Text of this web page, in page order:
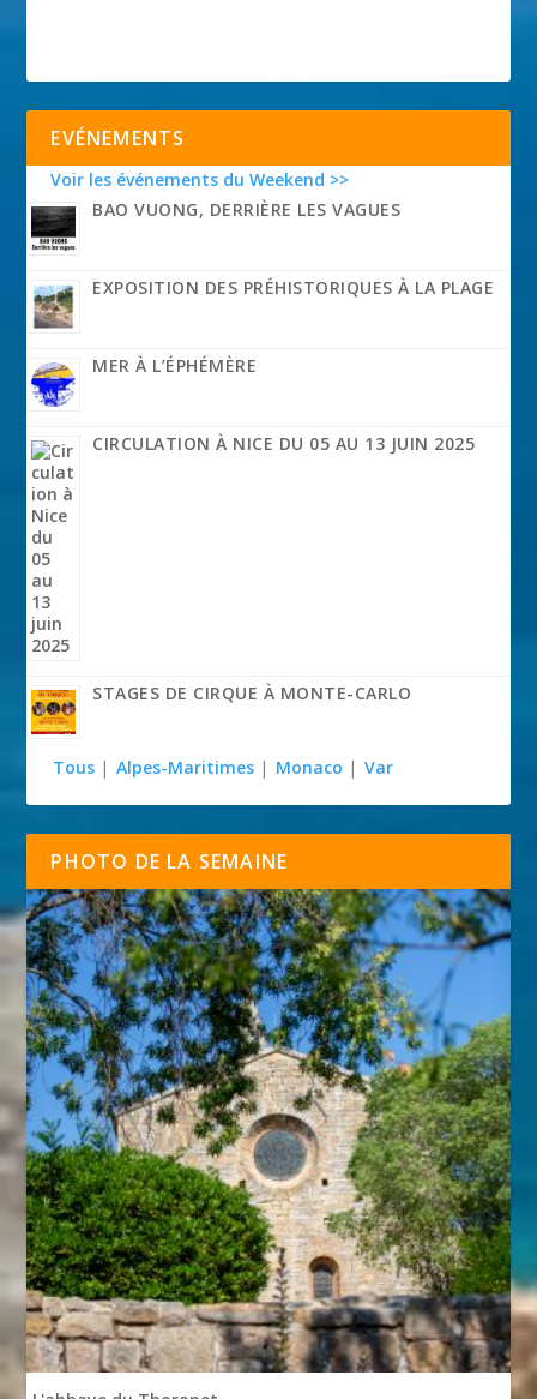
EVÉNEMENTS
Voir les événements du Weekend >>
BAO VUONG, DERRIÈRE LES VAGUES
EXPOSITION DES PRÉHISTORIQUES À LA PLAGE
MER À L’ÉPHÉMÈRE
CIRCULATION À NICE DU 05 AU 13 JUIN 2025
STAGES DE CIRQUE À MONTE-CARLO
Tous | Alpes-Maritimes | Monaco | Var
PHOTO DE LA SEMAINE